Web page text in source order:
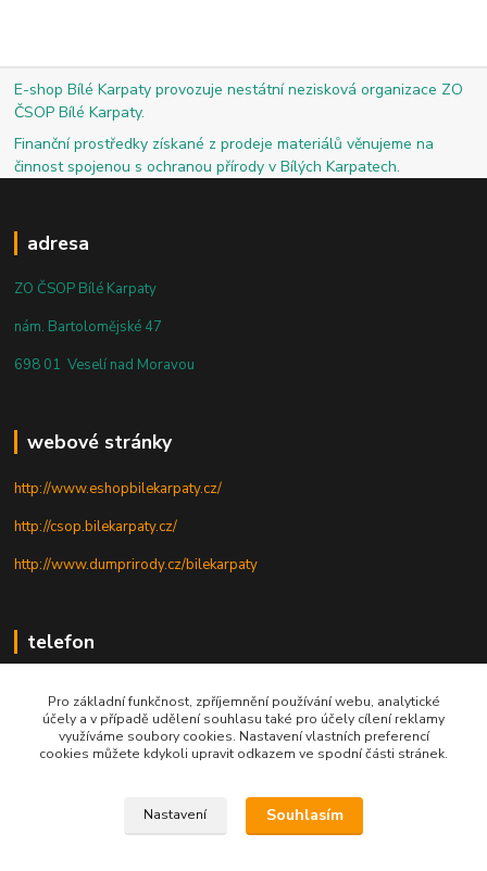
E-shop Bílé Karpaty provozuje nestátní nezisková organizace ZO
ČSOP Bílé Karpaty.
Finanční prostředky získané z prodeje materiálů věnujeme na
činnost spojenou s ochranou přírody v Bílých Karpatech.
adresa
ZO ČSOP Bílé Karpaty
nám. Bartolomějské 47
698 01 Veselí nad Moravou
webové stránky
http://www.eshopbilekarpaty.cz/
http://csop.bilekarpaty.cz/
http://www.dumprirody.cz/bilekarpaty
telefon
+420 727 880 789
PO - PÁ: 9 - 17
Pro základní funkčnost, zpříjemnění používání webu, analytické
účely a v případě udělení souhlasu také pro účely cílení reklamy
využíváme soubory cookies. Nastavení vlastních preferencí
cookies můžete kdykoli upravit odkazem ve spodní části stránek.
Nastavení Souhlasím